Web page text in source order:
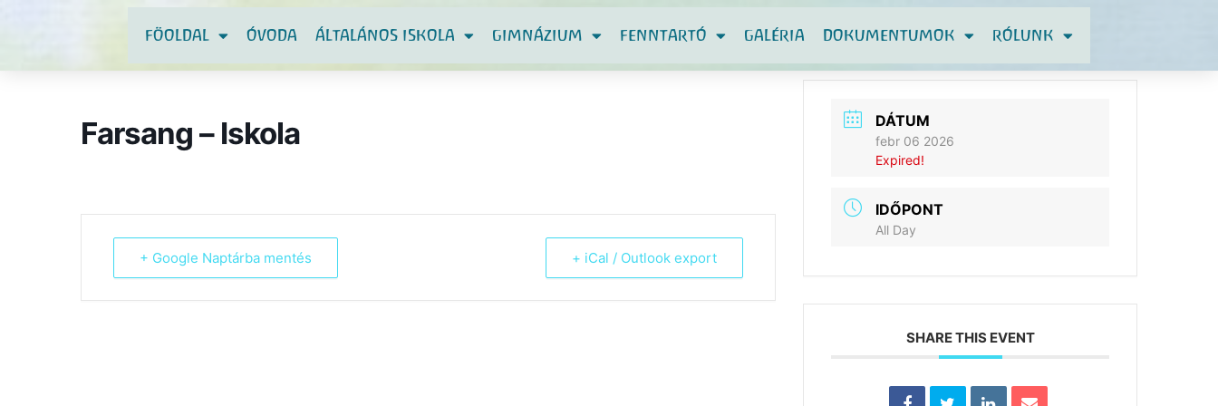
FÖOLDAL ÓVODA ÁLTALÁNOS ISKOLA GIMNÁZIUM FENNTARTÓ GALÉRIA DOKUMENTUMOK RÓLUNK
Farsang – Iskola
+ Google Naptárba mentés + iCal / Outlook export
DÁTUM
febr 06 2026
Expired!
IDŐPONT
All Day
SHARE THIS EVENT